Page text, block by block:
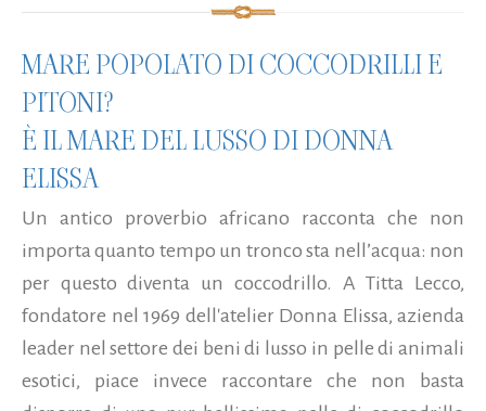
MARE POPOLATO DI COCCODRILLI E
PITONI?
È IL MARE DEL LUSSO DI DONNA
ELISSA
Un antico proverbio africano racconta che non
importa quanto tempo un tronco sta nell’acqua: non
per questo diventa un coccodrillo. A Titta Lecco,
fondatore nel 1969 dell'atelier Donna Elissa, azienda
leader nel settore dei beni di lusso in pelle di animali
esotici, piace invece raccontare che non basta